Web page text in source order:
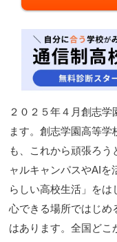
２０２５年４月創志
ます。創志学園高等学
も、これから頑張ろ
ャルキャンパスやAIを
らしい高校生活」を
心できる場所ではじめ
はあります。全国どこ